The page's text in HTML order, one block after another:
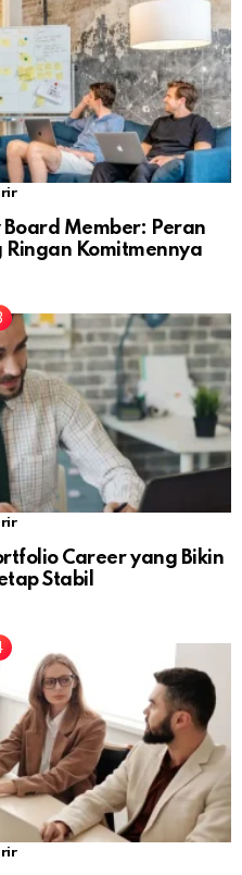
Member: Peran
Ringan Komitmennya
Career yang Bikin
Stabil